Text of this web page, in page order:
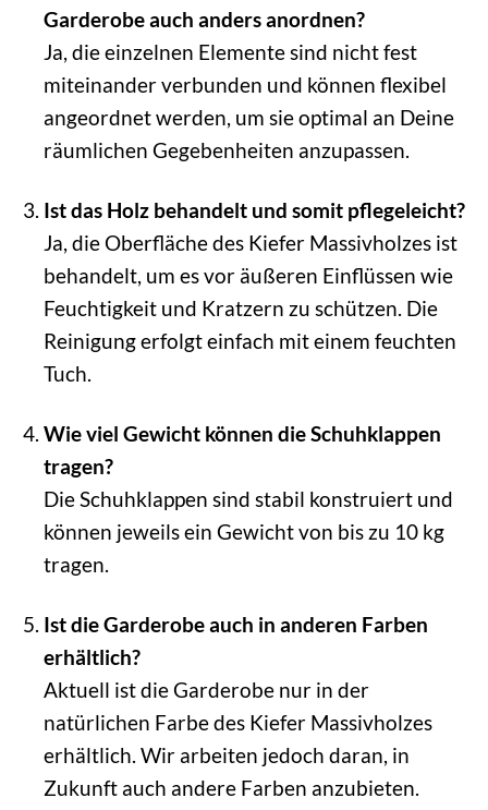
Garderobe auch anders anordnen?
Ja, die einzelnen Elemente sind nicht fest
miteinander verbunden und können flexibel
angeordnet werden, um sie optimal an Deine
räumlichen Gegebenheiten anzupassen.
Ist das Holz behandelt und somit pflegeleicht?
Ja, die Oberfläche des Kiefer Massivholzes ist
behandelt, um es vor äußeren Einflüssen wie
Feuchtigkeit und Kratzern zu schützen. Die
Reinigung erfolgt einfach mit einem feuchten
Tuch.
Wie viel Gewicht können die Schuhklappen
tragen?
Die Schuhklappen sind stabil konstruiert und
können jeweils ein Gewicht von bis zu 10 kg
tragen.
Ist die Garderobe auch in anderen Farben
erhältlich?
Aktuell ist die Garderobe nur in der
natürlichen Farbe des Kiefer Massivholzes
erhältlich. Wir arbeiten jedoch daran, in
Zukunft auch andere Farben anzubieten.